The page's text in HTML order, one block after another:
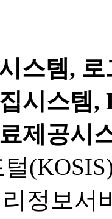
스템,
시스템,
제공시
정보서